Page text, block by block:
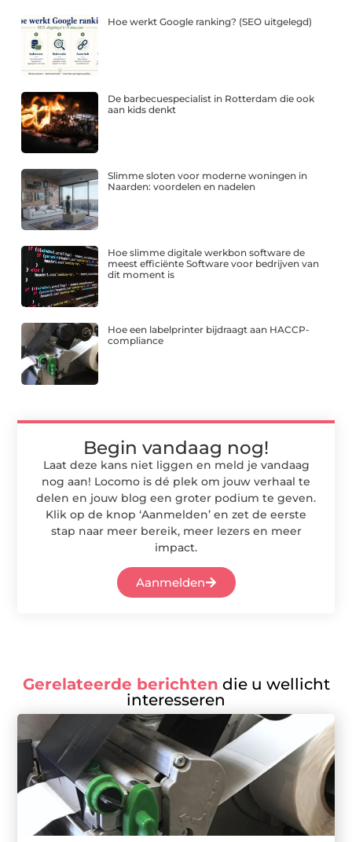
Hoe werkt Google ranking? (SEO uitgelegd)
De barbecuespecialist in Rotterdam die ook
aan kids denkt
Slimme sloten voor moderne woningen in
Naarden: voordelen en nadelen
Hoe slimme digitale werkbon software de
meest efficiënte Software voor bedrijven van
dit moment is
Hoe een labelprinter bijdraagt aan HACCP-
compliance
Begin vandaag nog!
Laat deze kans niet liggen en meld je vandaag
nog aan! Locomo is dé plek om jouw verhaal te
delen en jouw blog een groter podium te geven.
Klik op de knop ‘Aanmelden’ en zet de eerste
stap naar meer bereik, meer lezers en meer
impact.
Aanmelden
Gerelateerde berichten die u wellicht
interesseren